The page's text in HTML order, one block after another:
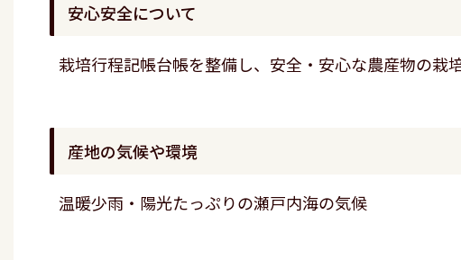
安心安全について
栽培行程記帳台帳を整備し、安全・安心な農産物の栽
産地の気候や環境
温暖少雨・陽光たっぷりの瀬戸内海の気候